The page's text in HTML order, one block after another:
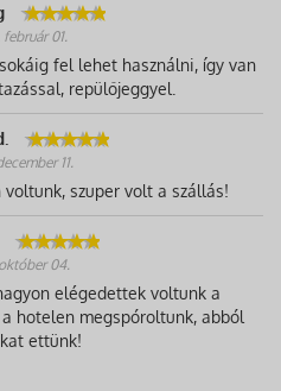
01.
fel lehet használni, így van
repülőjeggyel.
11.
szuper volt a szállás!
04.
elégedettek voltunk a
hotelen megspóroltunk, abból
ettünk!